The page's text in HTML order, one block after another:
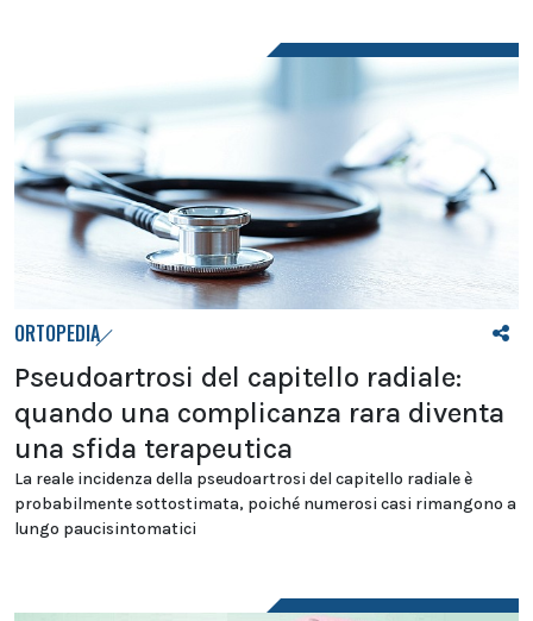
ORTOPEDIA
Pseudoartrosi del capitello radiale:
quando una complicanza rara diventa
una sfida terapeutica
La reale incidenza della pseudoartrosi del capitello radiale è
probabilmente sottostimata, poiché numerosi casi rimangono a
lungo paucisintomatici